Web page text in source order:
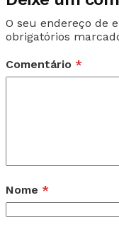
O seu endereço de
obrigatórios
Comentário *
Nome *